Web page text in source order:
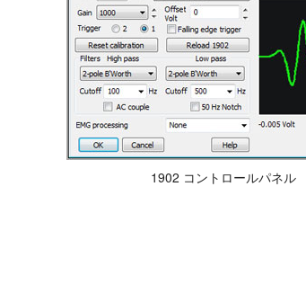
1902 コントロールパネル